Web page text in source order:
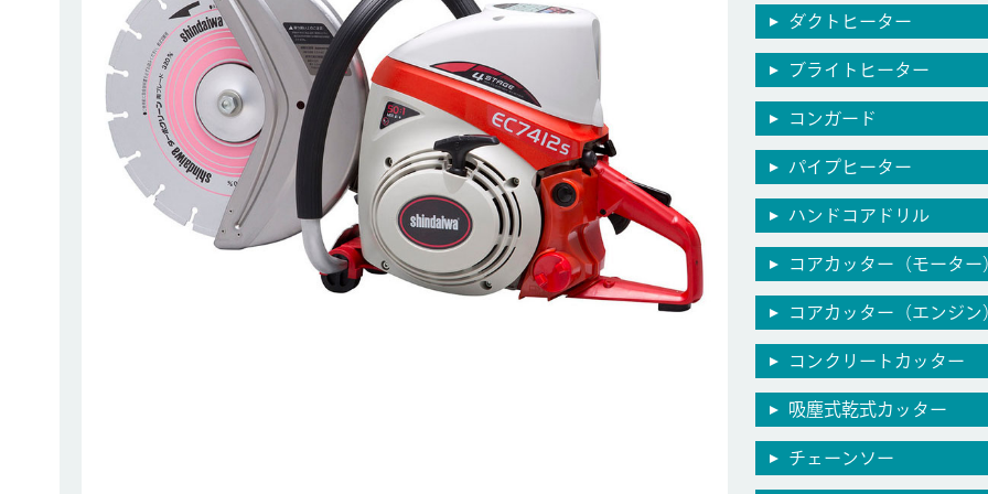
ダクトヒーター
ブライトヒーター
コンガード
パイプヒーター
ハンドコアドリル
コアカッター（モーター
コアカッター（エンジン
コンクリートカッター
吸塵式乾式カッター
チェーンソー